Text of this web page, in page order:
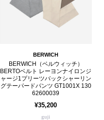
BERWICH
BERWICH（ベルウィッチ）
BERTOベルト レーヨンナイロンジ
ャージ1プリーツバックシャーリン
グテーパードパンツ GT1001X 130
62600039
¥35,200
guji